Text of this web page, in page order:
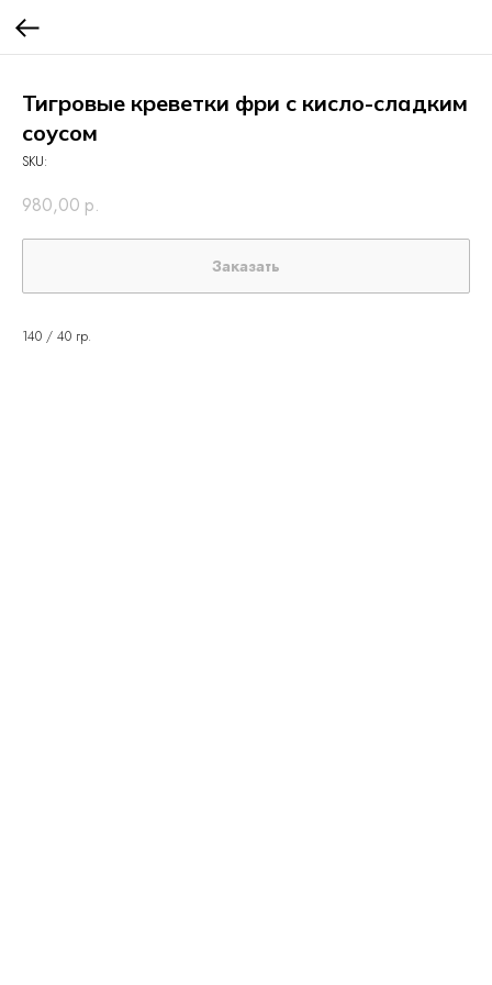
Тигровые креветки фри с кисло-сладким
соусом
SKU:
980,00 р.
Заказать
140 / 40 гр.